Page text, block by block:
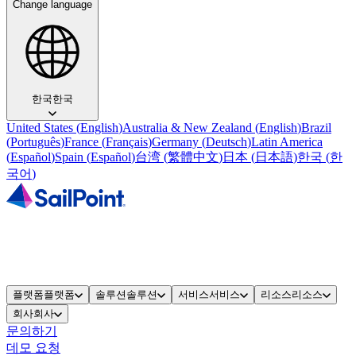
Change language
한국한국
United States (English)Australia & New Zealand (English)Brazil
(Português)France (Français)Germany (Deutsch)Latin America
(Español)Spain (Español)台湾 (繁體中文)日本 (日本語)한국 (한
국어)
플랫폼플랫폼 솔루션 솔루션 서비스서비스 리소스리소스
회사회사
문의하기
데모 요청